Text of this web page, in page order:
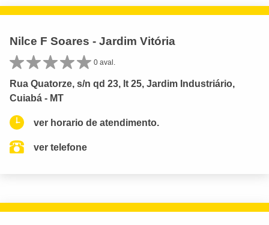
Nilce F Soares - Jardim Vitória
0 aval.
Rua Quatorze, s/n qd 23, lt 25, Jardim Industriário,
Cuiabá - MT
ver horario de atendimento.
ver telefone